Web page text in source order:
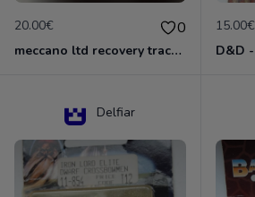
20.00€ 0
meccano ltd recovery tractor N°661
15.00€
Delfiar